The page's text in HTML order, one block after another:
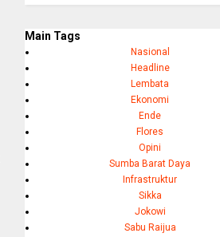
Main Tags
Nasional
Headline
Lembata
Ekonomi
Ende
Flores
Opini
Sumba Barat Daya
Infrastruktur
Sikka
Jokowi
Sabu Raijua